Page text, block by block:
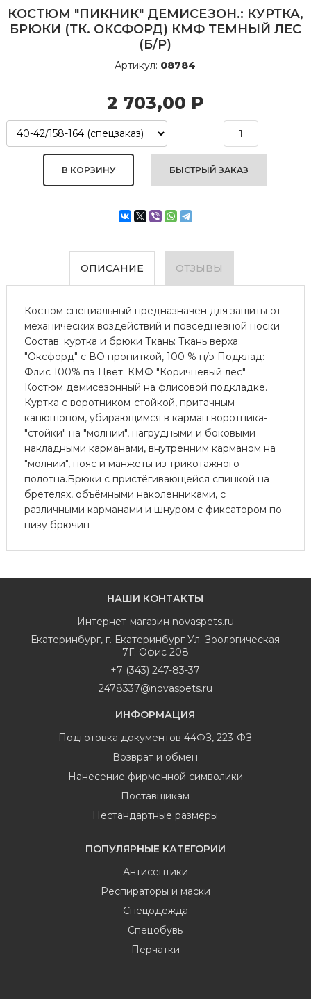
КОСТЮМ "ПИКНИК" ДЕМИСЕЗОН.: КУРТКА,
БРЮКИ (ТК. ОКСФОРД) КМФ ТЕМНЫЙ ЛЕС
(Б/Р)
Артикул: 08784
2 703,00 Р
БЫСТРЫЙ ЗАКАЗ
ОПИСАНИЕ ОТЗЫВЫ
Костюм специальный предназначен для защиты от
механических воздействий и повседневной носки
Состав: куртка и брюки Ткань: Ткань верха:
"Оксфорд" с ВО пропиткой, 100 % п/э Подклад:
Флис 100% пэ Цвет: КМФ "Коричневый лес"
Костюм демисезонный на флисовой подкладке.
Куртка с воротником-стойкой, притачным
капюшоном, убирающимся в карман воротника-
"стойки" на "молнии", нагрудными и боковыми
накладными карманами, внутренним карманом на
"молнии", пояс и манжеты из трикотажного
полотна.Брюки с пристёгивающейся спинкой на
бретелях, объёмными наколенниками, с
различными карманами и шнуром с фиксатором по
низу брючин
НАШИ КОНТАКТЫ
Интернет-магазин novaspets.ru
Екатеринбург, г. Екатеринбург Ул. Зоологическая
7Г. Офис 208
+7 (343) 247-83-37
2478337@novaspets.ru
ИНФОРМАЦИЯ
Подготовка документов 44ФЗ, 223-ФЗ
Возврат и обмен
Нанесение фирменной символики
Поставщикам
Нестандартные размеры
ПОПУЛЯРНЫЕ КАТЕГОРИИ
Антисептики
Респираторы и маски
Спецодежда
Спецобувь
Перчатки